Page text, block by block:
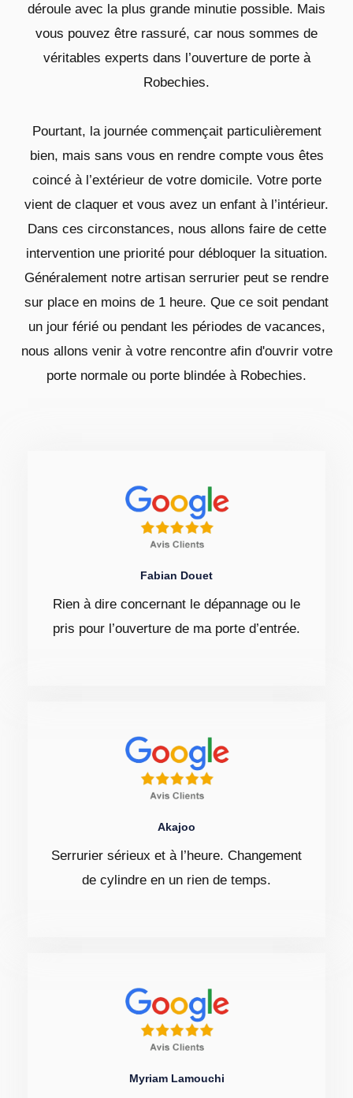
déroule avec la plus grande minutie possible. Mais
vous pouvez être rassuré, car nous sommes de
véritables experts dans l’ouverture de porte à
Robechies.
Pourtant, la journée commençait particulièrement
bien, mais sans vous en rendre compte vous êtes
coincé à l’extérieur de votre domicile. Votre porte
vient de claquer et vous avez un enfant à l’intérieur.
Dans ces circonstances, nous allons faire de cette
intervention une priorité pour débloquer la situation.
Généralement notre artisan serrurier peut se rendre
sur place en moins de 1 heure. Que ce soit pendant
un jour férié ou pendant les périodes de vacances,
nous allons venir à votre rencontre afin d'ouvrir votre
porte normale ou porte blindée à Robechies.
Fabian Douet
Rien à dire concernant le dépannage ou le
pris pour l’ouverture de ma porte d’entrée.
Akajoo
Serrurier sérieux et à l’heure. Changement
de cylindre en un rien de temps.
Myriam Lamouchi